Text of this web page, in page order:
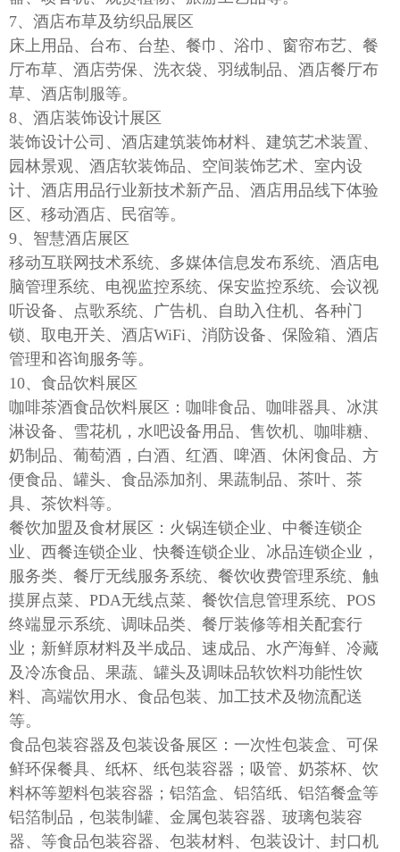
7、酒店布草及纺织品展区
床上用品、台布、台垫、餐巾、浴巾、窗帘布艺、餐
厅布草、酒店劳保、洗衣袋、羽绒制品、酒店餐厅布
草、酒店制服等。
8、酒店装饰设计展区
装饰设计公司、酒店建筑装饰材料、建筑艺术装置、
园林景观、酒店软装饰品、空间装饰艺术、室内设
计、酒店用品行业新技术新产品、酒店用品线下体验
区、移动酒店、民宿等。
9、智慧酒店展区
移动互联网技术系统、多媒体信息发布系统、酒店电
脑管理系统、电视监控系统、保安监控系统、会议视
听设备、点歌系统、广告机、自助入住机、各种门
锁、取电开关、酒店WiFi、消防设备、保险箱、酒店
管理和咨询服务等。
10、食品饮料展区
咖啡茶酒食品饮料展区：咖啡食品、咖啡器具、冰淇
淋设备、雪花机，水吧设备用品、售饮机、咖啡糖、
奶制品、葡萄酒，白酒、红酒、啤酒、休闲食品、方
便食品、罐头、食品添加剂、果蔬制品、茶叶、茶
具、茶饮料等。
餐饮加盟及食材展区：火锅连锁企业、中餐连锁企
业、西餐连锁企业、快餐连锁企业、冰品连锁企业，
服务类、餐厅无线服务系统、餐饮收费管理系统、触
摸屏点菜、 PDA无线点菜、餐饮信息管理系统、POS
终端显示系统、调味品类、餐厅装修等相关配套行
业；新鲜原材料及半成品、速成品、水产海鲜、冷藏
及冷冻食品、果蔬、罐头及调味品软饮料功能性饮
料、高端饮用水、食品包装、加工技术及物流配送
等。
食品包装容器及包装设备展区：一次性包装盒、可保
鲜环保餐具、纸杯、纸包装容器；吸管、奶茶杯、饮
料杯等塑料包装容器；铝箔盒、铝箔纸、铝箔餐盒等
铝箔制品，包装制罐、金属包装容器、玻璃包装容
器、等食品包装容器、包装材料、包装设计、封口机